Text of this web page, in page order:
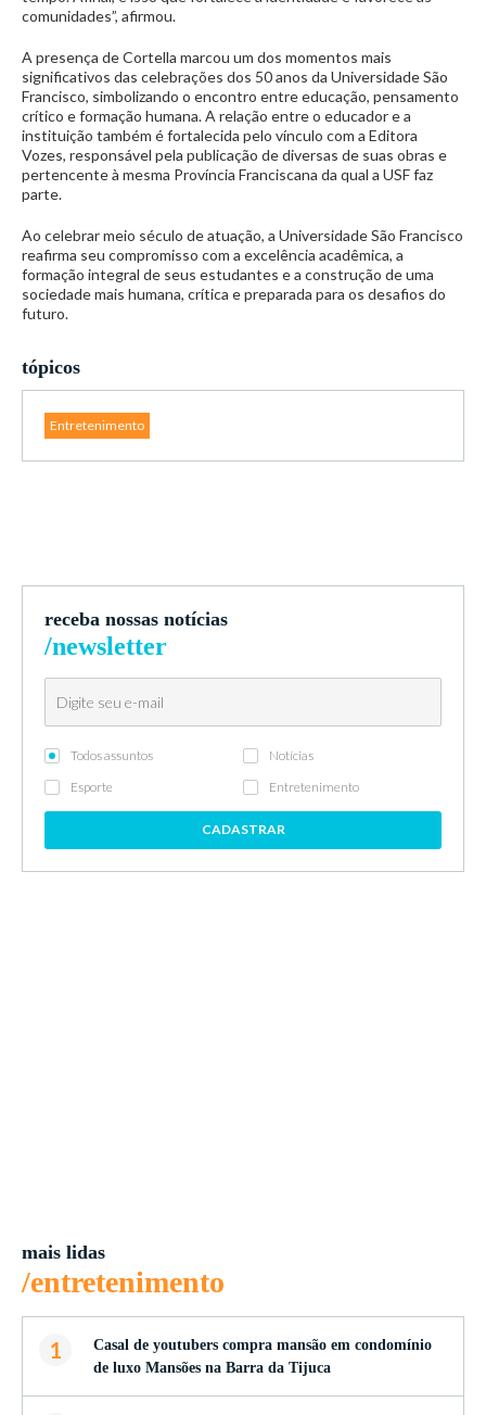
comunidades”, afirmou.
A presença de Cortella marcou um dos momentos mais
significativos das celebrações dos 50 anos da Universidade São
Francisco, simbolizando o encontro entre educação, pensamento
crítico e formação humana. A relação entre o educador e a
instituição também é fortalecida pelo vínculo com a Editora
Vozes, responsável pela publicação de diversas de suas obras e
pertencente à mesma Província Franciscana da qual a USF faz
parte.
Ao celebrar meio século de atuação, a Universidade São Francisco
reafirma seu compromisso com a excelência acadêmica, a
formação integral de seus estudantes e a construção de uma
sociedade mais humana, crítica e preparada para os desafios do
futuro.
tópicos
Entretenimento
receba nossas notícias
/newsletter
Todos assuntos
Notícias
Esporte
Entretenimento
CADASTRAR
mais lidas
/entretenimento
1
Casal de youtubers compra mansão em condomínio
de luxo Mansões na Barra da Tijuca